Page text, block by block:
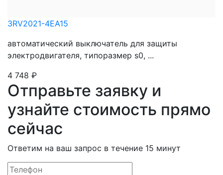
3RV2021-4EA15
автоматический выключатель для защиты
электродвигателя, типоразмер s0, ...
4 748 ₽
Отправьте заявку и
узнайте стоимость прямо
сейчас
Ответим на ваш запрос в течение 15 минут